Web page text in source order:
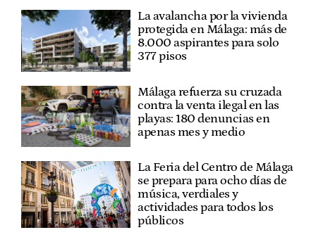
La avalancha por la vivienda
protegida en Málaga: más de
8.000 aspirantes para solo
377 pisos
Málaga refuerza su cruzada
contra la venta ilegal en las
playas: 180 denuncias en
apenas mes y medio
La Feria del Centro de Málaga
se prepara para ocho días de
música, verdiales y
actividades para todos los
públicos